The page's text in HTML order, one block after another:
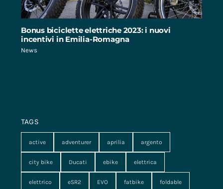
Bonus biciclette elettriche 2023: i nuovi
incentivi in Emilia-Romagna
News
TAGS
active adventurer aprilia argento
city bike Ducati ebike elettrica
elettrico eSR2 EVO fatbike foldable